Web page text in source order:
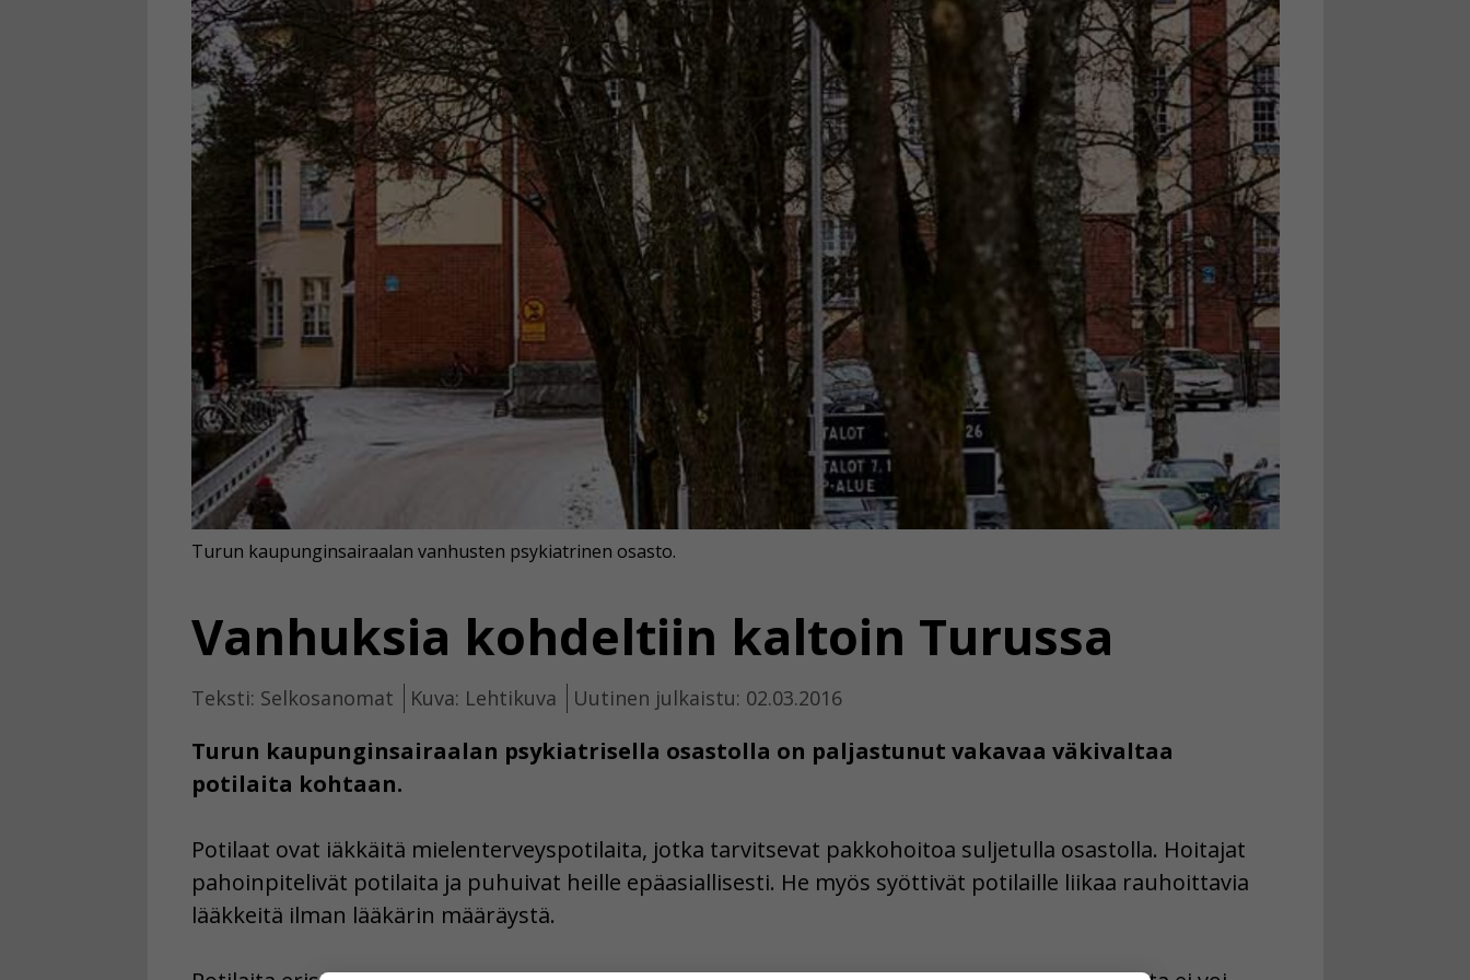
Vanhuksia kohdeltiin kaltoin Turussa
Teksti: Selkosanomat Kuva: Lehtikuva Uutinen julkaistu: 02.03.2016
Turun kaupunginsairaalan psykiatrisella osastolla on paljastunut vakavaa väkivaltaa
potilaita kohtaan.
Turun kaupunginsairaalan vanhusten psykiatrinen osasto.
Potilaat ovat iäkkäitä mielenterveyspotilaita, jotka tarvitsevat pakkohoitoa suljetulla osastolla. Hoitajat
pahoinpitelivät potilaita ja puhuivat heille epäasiallisesti. He myös syöttivät potilaille liikaa rauhoittavia
lääkkeitä ilman lääkärin määräystä.